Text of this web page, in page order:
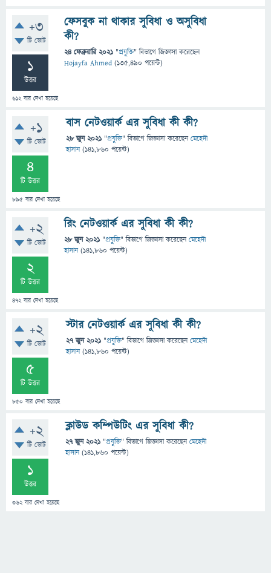
+3
টি ভোট
1
উত্তর
612বার দেখা হয়েছে
ফেসবুক না থাকার সুবিধা ও অসুবিধা
কী?
24 ফেব্রুয়ারি 2021 "প্রযুক্তি" বিভাগে জিজ্ঞাসাকরেছেন
Hojayfa Ahmed (135,490 পয়েন্ট)
+1
টি ভোট
4
টি উত্তর
895 বার দেখা হয়েছে
বাস নেটওয়ার্ক এর সুবিধা কী কী?
28 জুন 2021 "প্রযুক্তি" বিভাগে জিজ্ঞাসাকরেছেনমেহেদী
হাসান (141,860 পয়েন্ট)
+2
টি ভোট
2
টি উত্তর
472বার দেখা হয়েছে
রিং নেটওয়ার্ক এর সুবিধা কী কী?
28 জুন 2021 "প্রযুক্তি" বিভাগে জিজ্ঞাসাকরেছেনমেহেদী
হাসান (141,860 পয়েন্ট)
+2
টি ভোট
5
টি উত্তর
850 বার দেখা হয়েছে
স্টার নেটওয়ার্ক এর সুবিধা কী কী?
27 জুন 2021 "প্রযুক্তি" বিভাগে জিজ্ঞাসাকরেছেনমেহেদী
হাসান (141,860 পয়েন্ট)
+2
টি ভোট
1
উত্তর
362বার দেখা হয়েছে
ক্লাউড কম্পিউটিং এর সুবিধা কী?
27 জুন 2021 "প্রযুক্তি" বিভাগে জিজ্ঞাসাকরেছেনমেহেদী
হাসান (141,860 পয়েন্ট)